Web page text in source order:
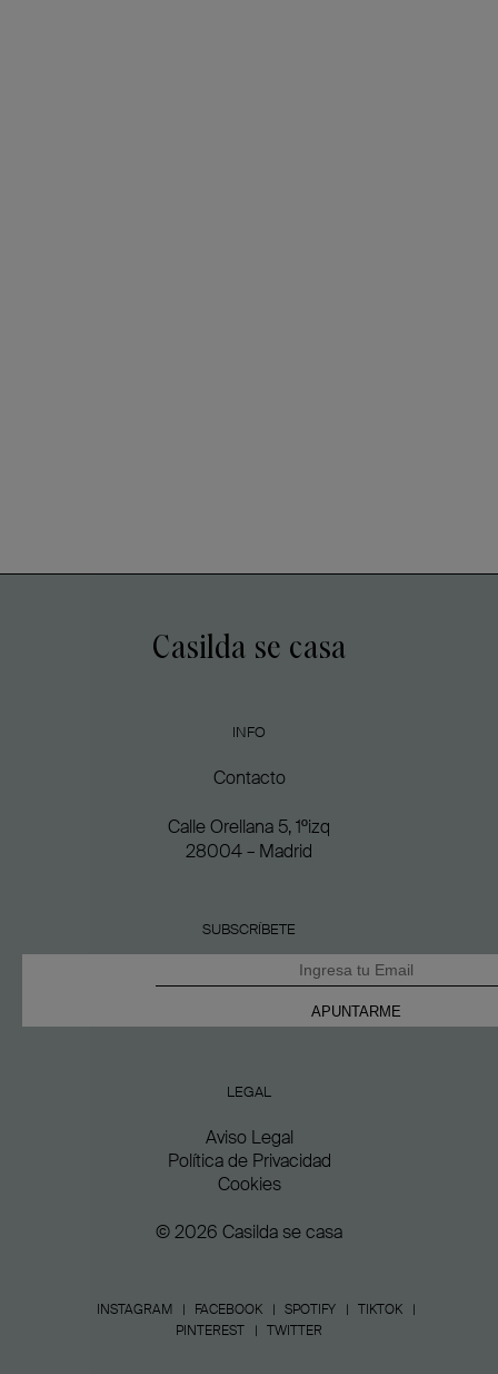
Casilda se casa
INFO
Contacto
Calle Orellana 5, 1ºizq
28004 – Madrid
SUBSCRÍBETE
LEGAL
Aviso Legal
Política de Privacidad
Cookies
© 2026 Casilda se casa
INSTAGRAM FACEBOOK SPOTIFY
TIKTOK
PINTEREST
TWITTER